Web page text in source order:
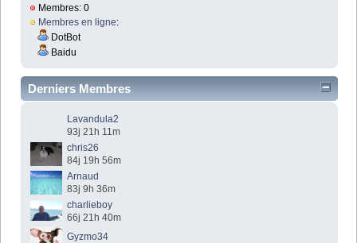
Membres: 0
Membres en ligne:
DotBot
Baidu
Derniers Membres
Lavandula2
93j 21h 11m
chris26
84j 19h 56m
Arnaud
83j 9h 36m
charlieboy
66j 21h 40m
Gyzmo34